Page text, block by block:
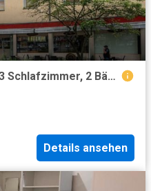
3er WG in Aachen: 100 qm, 3 Schlafzimmer, 2 Bäder, zentral | 3 room flatshare, 2 bathrooms
Details ansehen